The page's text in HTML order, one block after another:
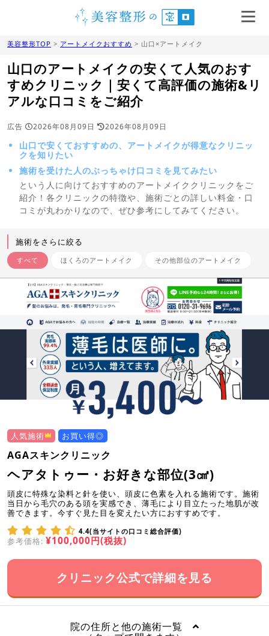
美容整形TOP > アートメイクおすすめ > 山口×アートメイク
山口のアートメイクの安くて人気のおす
すめクリニック｜安くて高評価の施術&リ
アルな口コミをご紹介
広告 2026年08月09日 2026年08月09日
山口で安くておすすめの、アートメイクが得意なクリニッ
クを知りたい
施術を受けた人のぶっちゃけ口コミを見てみたい
という人に向けておすすめのアートメイククリニックをご
紹介！各クリニックの特徴や、施術ごとの詳しい料金・口
コミが丸わかりなので、ぜひ参考にしてみてください。
施術をさらに絞る
すべて ほくろのアートメイク その他部位のアートメイク
人気施術 お買い得◎
AGAスキンクリニック
ヘアタトゥー・お好きな部位(3㎠)
頭皮に特殊な染料と針を使い、頭皮に色素を入れる施術です。施術
当日から毛穴のある頭を実感でき、薄毛により目立たった地肌が改
善できます。今すぐ見た目を変えたい方におすすめです。
4.4(当サイトの口コミ総合評価)
参考価格: ¥100,000円(税抜)
クリニック公式で詳細を見る
院の住所と他の施術一覧